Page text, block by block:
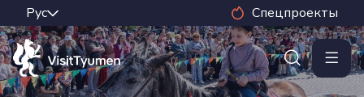
Спецпроекты